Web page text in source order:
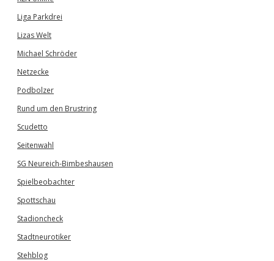
Liga Parkdrei
Lizas Welt
Michael Schröder
Netzecke
Podbolzer
Rund um den Brustring
Scudetto
Seitenwahl
SG Neureich-Bimbeshausen
Spielbeobachter
Spottschau
Stadioncheck
Stadtneurotiker
Stehblog